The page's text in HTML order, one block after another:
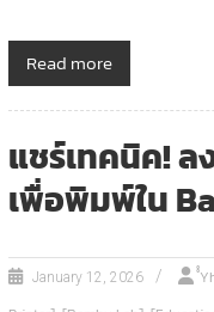
Read more
แชร์เทคนิค! ล
เพื่อพิมพ์ใน
January 12, 2026